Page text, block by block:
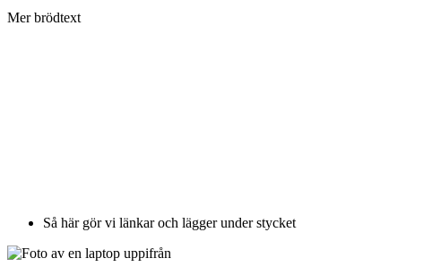
Mer brödtext
Så här gör vi länkar och lägger under stycket